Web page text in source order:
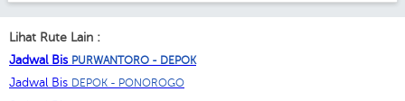
Lihat Rute Lain :
Jadwal Bis PURWANTORO - DEPOK
Jadwal Bis DEPOK - PONOROGO